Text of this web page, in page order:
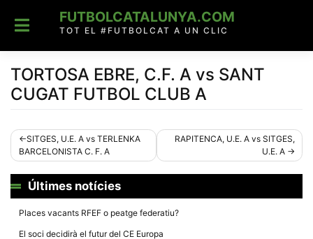
content
FUTBOLCATALUNYA.COM
TOT EL #FUTBOLCAT A UN CLIC
TORTOSA EBRE, C.F. A vs SANT
CUGAT FUTBOL CLUB A
Navegació
d'entrades
SITGES, U.E. A vs TERLENKA
BARCELONISTA C. F. A
RAPITENCA, U.E. A vs SITGES,
U.E. A
Últimes notícies
Places vacants RFEF o peatge federatiu?
El soci decidirà el futur del CE Europa